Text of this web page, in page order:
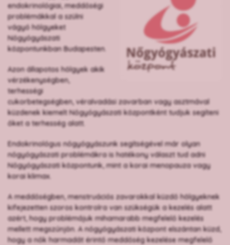
endokrinológiai, meddőségi
problémákkal a szülni
vágyó hölgyeket
Nőgyógyászati
központunkban Budapesten.
Azon állapotos hölgyek akik
vérzékenységben,
terhességi
cukorbetegségben, véralvadási zavarban vagy asztmával
küzdenek kiemelt Nőgyógyászati központként tudjuk segíteni
őket a terhesség alatt.
Endokrinológus nőgyógyászunk segítségével már olyan
nőgyógyászati problémákra is hatékony választ tud adni
Nőgyógyászati központunk, mint a korai menopauza vagy
korai klimax.
A meddőségben, menstruációs zavarokkal küzdő hölgyeknek
kifejezetten szoros kontrolra van szükségük a kezelés alatt
azért, hogy problémájuk mihamarabb megfelelő kezelés
mellett megszűnjön. A nőgyógyászati központ elszántan küzd,
hogy a nők harmadát érintő meddőség kezelése megfelelő